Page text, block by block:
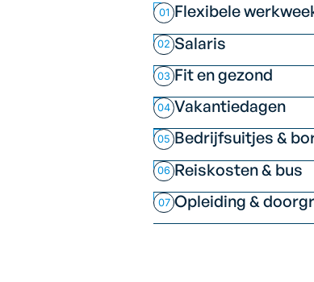
01 Flexibele
02 Salaris
03 Fit en gezond
04 Vakantiedagen
05 Bedrijfsuitjes &
06 Reiskosten & bus
07 Opleiding &